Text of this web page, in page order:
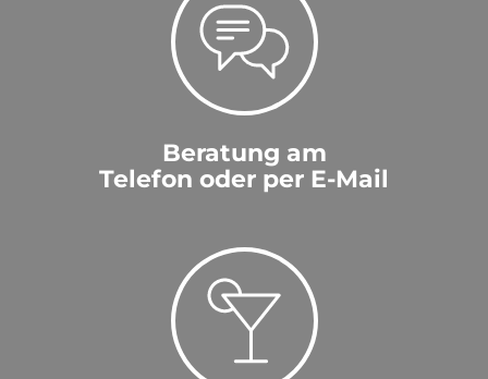
Beratung am
Telefon oder per E-Mail